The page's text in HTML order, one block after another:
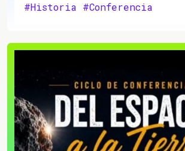
#Historia #Conferencia